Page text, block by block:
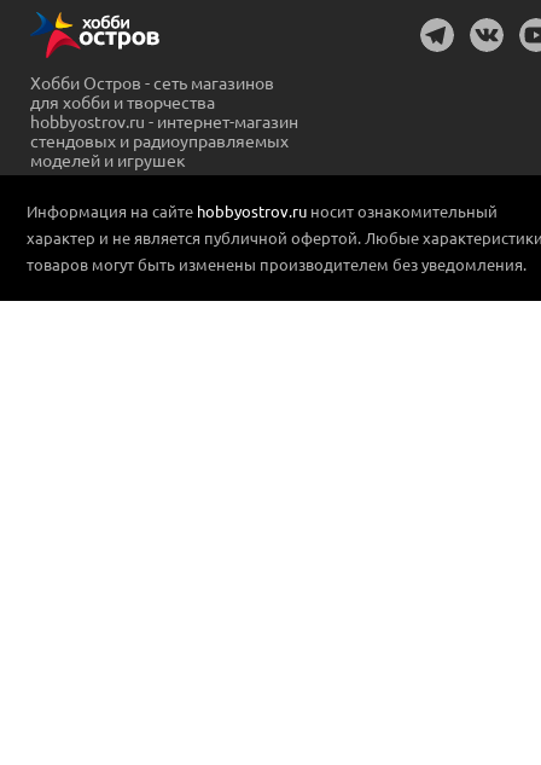
Хобби Остров - сеть магазинов
для хобби и творчества
hobbyostrov.ru - интернет-магазин
стендовых и радиоуправляемых
моделей и игрушек
Информация на сайте hobbyostrov.ru носит ознакомительный
характер и не является публичной офертой. Любые
товаров могут быть изменены производителем без уведомления.